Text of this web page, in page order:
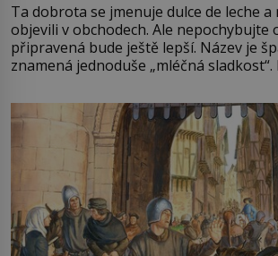
Ta dobrota se jmenuje dulce de leche a
objevili v obchodech. Ale nepochybujte
připravená bude ještě lepší. Název je
znamená jednoduše „mléčná sladkost“.
pře hned několik latinskoamerických
Francie, kde se traduje,